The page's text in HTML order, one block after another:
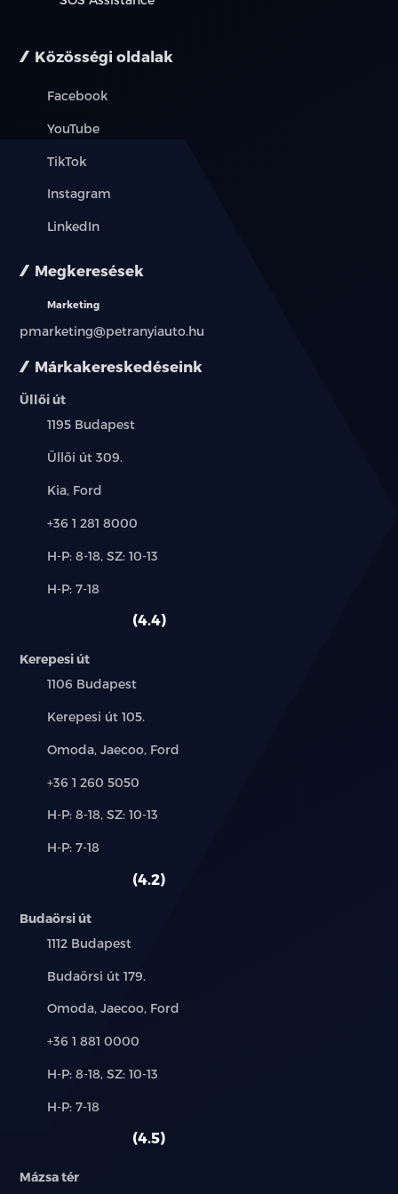
Márkakereskedéseink
Üllői út
Település:
1195 Budapest
Cím:
Üllői út 309.
Márkák:
Kia, Ford
Telefon:
+36 1 281 8000
Új-
használt
H-P: 8-18, SZ: 10-13
Alkatrész,
H-P: 7-18
4.4
Kerepesi út
Település:
1106 Budapest
Cím:
Kerepesi út 105.
Márkák:
Omoda, Jaecoo, Ford
Telefon:
+36 1 260 5050
Új-
használt
H-P: 8-18, SZ: 10-13
Alkatrész,
H-P: 7-18
4.2
Budaörsi út
Település:
1112 Budapest
Cím:
Budaörsi út 179.
Márkák:
Omoda, Jaecoo, Ford
Telefon:
+36 1 881 0000
Új-
használt
H-P: 8-18, SZ: 10-13
Alkatrész,
H-P: 7-18
4.5
Mázsa tér
Közösségi oldalak
Facebook
YouTube
TikTok
Instagram
LinkedIn
Megkeresések
Marketing
pmarketing@petranyiauto.hu